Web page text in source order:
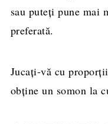
sau puteți pune mai
preferată.
Jucați-vă cu
obține un somon la